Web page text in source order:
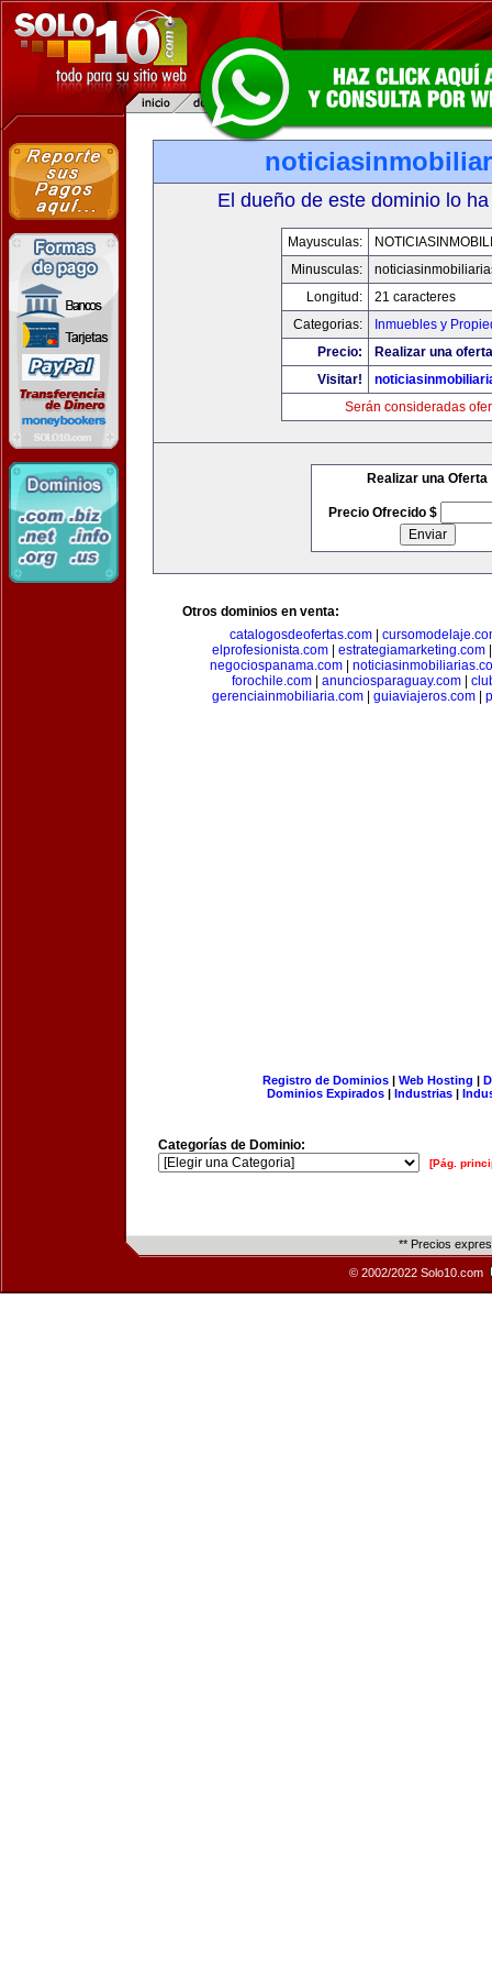
El dueño de este dominio lo
Mayusculas:
Minusculas:
Longitud:
21 caracteres
Categorias:
Inmuebles y
Precio:
Realizar una
Visitar!
Serán consideradas
Realizar una Oferta
Precio Ofrecido $
Otros dominios en venta:
catalogosdeofertas.com|
elprofesionista.com
estrategiamarketing.com
negociospanama.com
forochile.com| anunciosparaguay.com|
gerenciainmobiliaria.com
guiaviajeros.com
Registro de Dominios| Web Hosting |
Dominios Expirados | Industrias |
Categorías de Dominio:
[Pág.
** Precios
© 2002/2022 Solo10.com